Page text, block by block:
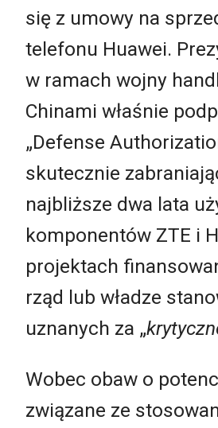
się z umowy na
telefonu Huawei.
w ramach wojny
Chinami właśnie
„Defense
skutecznie
najbliższe dwa lata
komponentów ZTE i
projektach
rząd lub władze
uznanych za „
Wobec obaw o
związane ze